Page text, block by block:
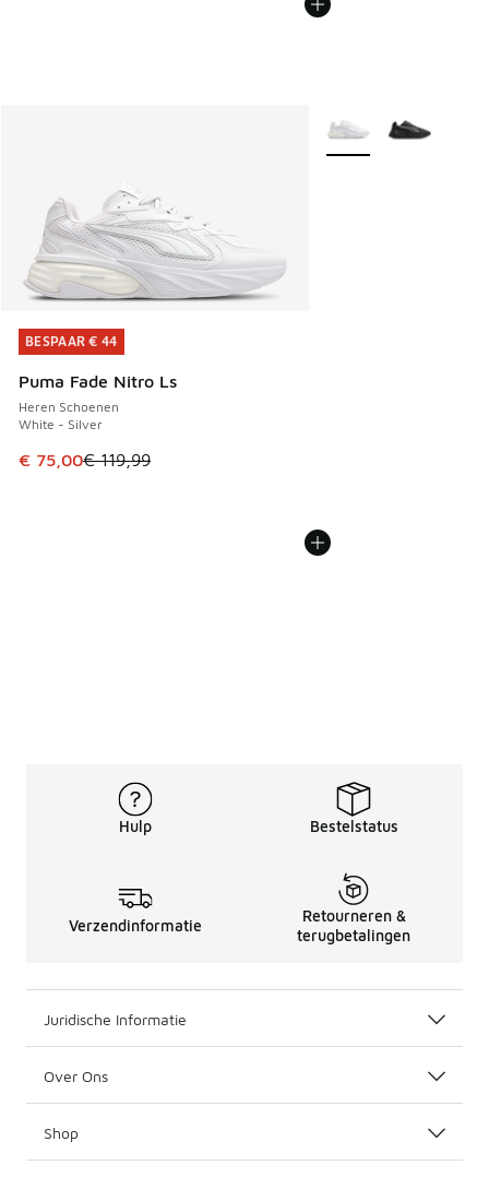
BESPAAR € 44
Puma Fade Nitro Ls
Heren Schoenen
White - Silver
Dit artikel is in de uitverkoop. Dit artikel is in de
€ 75,00€ 119,99
BESPAAR € 44
Meer kleuren
Hulp Bestelstatus
Verzendinformatie
Retourneren &
terugbetalingen
Juridische Informatie
Over Ons
Shop